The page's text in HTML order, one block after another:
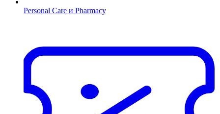
Personal Care и Pharmacy